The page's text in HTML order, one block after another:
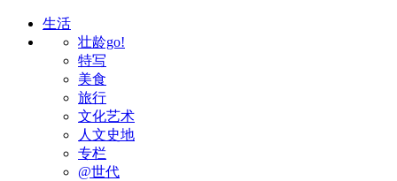
生活
壮龄go!
特写
美食
旅行
文化艺术
人文史地
专栏
@世代